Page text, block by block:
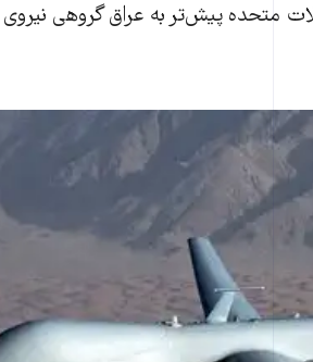
متحده پیش‌تر به عراق گروهی